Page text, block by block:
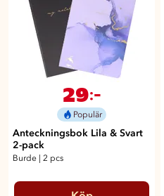
29:-
Populär
Anteckningsbok Lila & Svart
2-pack
Burde 2 pcs